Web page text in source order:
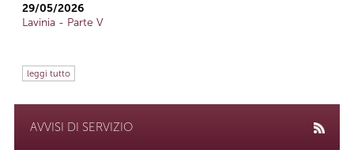
29/05/2026
Lavinia - Parte V
leggi tutto
AVVISI DI SERVIZIO